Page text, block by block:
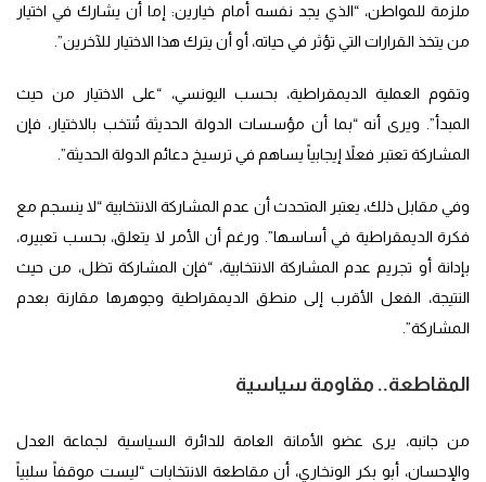
ملزمة للمواطن، “الذي يجد نفسه أمام خيارين: إما أن يشارك في اختيار
من يتخذ القرارات التي تؤثر في حياته، أو أن يترك هذا الاختيار للآخرين”.
وتقوم العملية الديمقراطية، بحسب اليونسي، “على الاختيار من حيث
المبدأ”. ويرى أنه “بما أن مؤسسات الدولة الحديثة تُنتخب بالاختيار، فإن
المشاركة تعتبر فعلاً إيجابياً يساهم في ترسيخ دعائم الدولة الحديثة”.
وفي مقابل ذلك، يعتبر المتحدث أن عدم المشاركة الانتخابية “لا ينسجم مع
فكرة الديمقراطية في أساسها”. ورغم أن الأمر لا يتعلق، بحسب تعبيره،
بإدانة أو تجريم عدم المشاركة الانتخابية، “فإن المشاركة تظل، من حيث
النتيجة، الفعل الأقرب إلى منطق الديمقراطية وجوهرها مقارنة بعدم
المشاركة”.
المقاطعة.. مقاومة سياسية
من جانبه، يرى عضو الأمانة العامة للدائرة السياسية لجماعة العدل
والإحسان، أبو بكر الونخاري، أن مقاطعة الانتخابات “ليست موقفاً سلبياً